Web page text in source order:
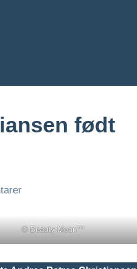
født
© Beauty Moon™